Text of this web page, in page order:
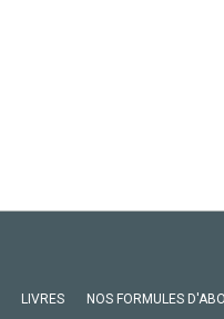
LIVRES NOS FORMULES